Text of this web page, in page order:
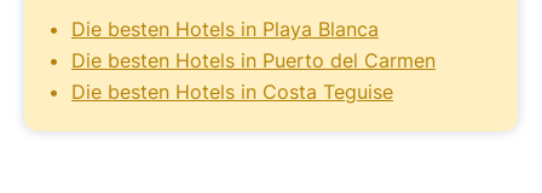
Die besten Hotels in Playa Blanca
Die besten Hotels in Puerto del Carmen
Die besten Hotels in Costa Teguise